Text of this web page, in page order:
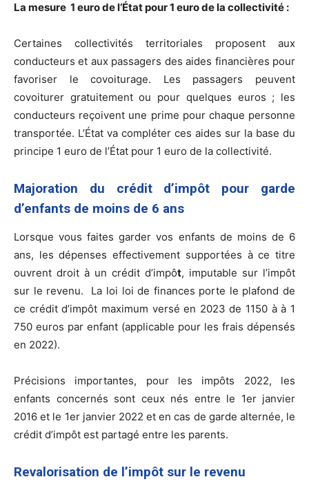
La mesure 1 euro de l’État pour 1 euro de la collectivité :
Certaines collectivités territoriales proposent aux
conducteurs et aux passagers des aides financières pour
favoriser le covoiturage. Les passagers peuvent
covoiturer gratuitement ou pour quelques euros ; les
conducteurs reçoivent une prime pour chaque personne
transportée. L’État va compléter ces aides sur la base du
principe 1 euro de l’État pour 1 euro de la collectivité.
Majoration du crédit d’impôt pour garde
d’enfants de moins de 6 ans
Lorsque vous faites garder vos enfants de moins de 6
ans, les dépenses effectivement supportées à ce titre
ouvrent droit à un crédit d’impôt, imputable sur l’impôt
sur le revenu. La loi loi de finances porte le plafond de
ce crédit d’impôt maximum versé en 2023 de 1150 à à 1
750 euros par enfant (applicable pour les frais dépensés
en 2022).
Précisions importantes, pour les impôts 2022, les
enfants concernés sont ceux nés entre le 1er janvier
2016 et le 1er janvier 2022 et en cas de garde alternée, le
crédit d’impôt est partagé entre les parents.
Revalorisation de l’impôt sur le revenu